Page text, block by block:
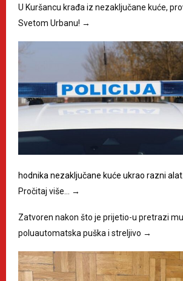
U Kuršancu krađa iz nezaključane kuće,
Svetom Urbanu! →
hodnika nezaključane kuće ukrao razni
Pročitaj više… →
Zatvoren nakon što je prijetio-u pretrazi
poluautomatska puška i streljivo →